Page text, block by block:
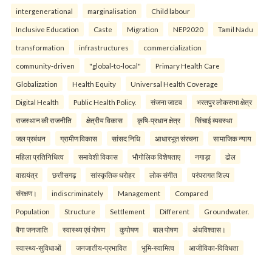
intergenerational marginalisation Child labour
Inclusive Education Caste Migration NEP2020 Tamil Nadu
transformation infrastructures commercialization
community-driven "global-to-local" Primary Health Care
Globalization Health Equity Universal Health Coverage
Digital Health Public Health Policy. संजना जाटव भरतपुर लोकसभा क्षेत्र
राजस्थान की राजनीति क्षेत्रीय विकास कृषि-प्रधान क्षेत्र सिंचाई व्यवस्था
जल प्रबंधन ग्रामीण विकास सांसद निधि आधारभूत संरचना सामाजिक न्याय
महिला प्रतिनिधित्व समावेशी विकास भौगोलिक विशेषताए नगाड़ा ढोल
वाद्ययंत्र छत्तीसगढ़ सांस्कृतिक धरोहर लोक संगीत परंपरागत शिल्प
संरक्षण। indiscriminately Management Compared
Population Structure Settlement Different Groundwater.
बैगा जनजाति स्वास्थ्य एवं पोषण कुपोषण बाल पोषण अंधविश्वास।
स्वास्थ्य-सुविधाओं जनजातीय-प्रभावित भूमि-स्वामित्व आजीविका-विविधता